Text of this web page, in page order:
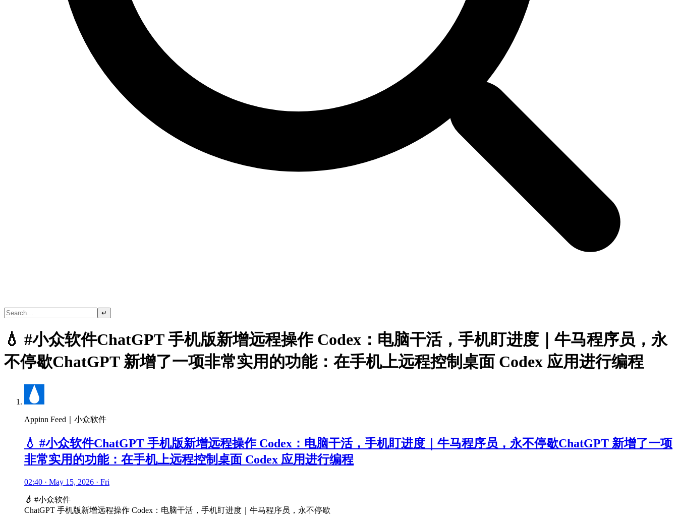
↵
💧 #小众软件ChatGPT 手机版新增远程操作 Codex：电脑干活，手机盯进度｜牛马程序员，永
不停歇ChatGPT 新增了一项非常实用的功能：在手机上远程控制桌面 Codex 应用进行编程
Appinn Feed｜小众软件
💧 #小众软件ChatGPT 手机版新增远程操作 Codex：电脑干活，手机盯进度｜牛马程序员，永不停歇ChatGPT 新增了一项
非常实用的功能：在手机上远程控制桌面 Codex 应用进行编程
02:40 · May 15, 2026 · Fri
💧 #小众软件
ChatGPT 手机版新增远程操作 Codex：电脑干活，手机盯进度｜牛马程序员，永不停歇